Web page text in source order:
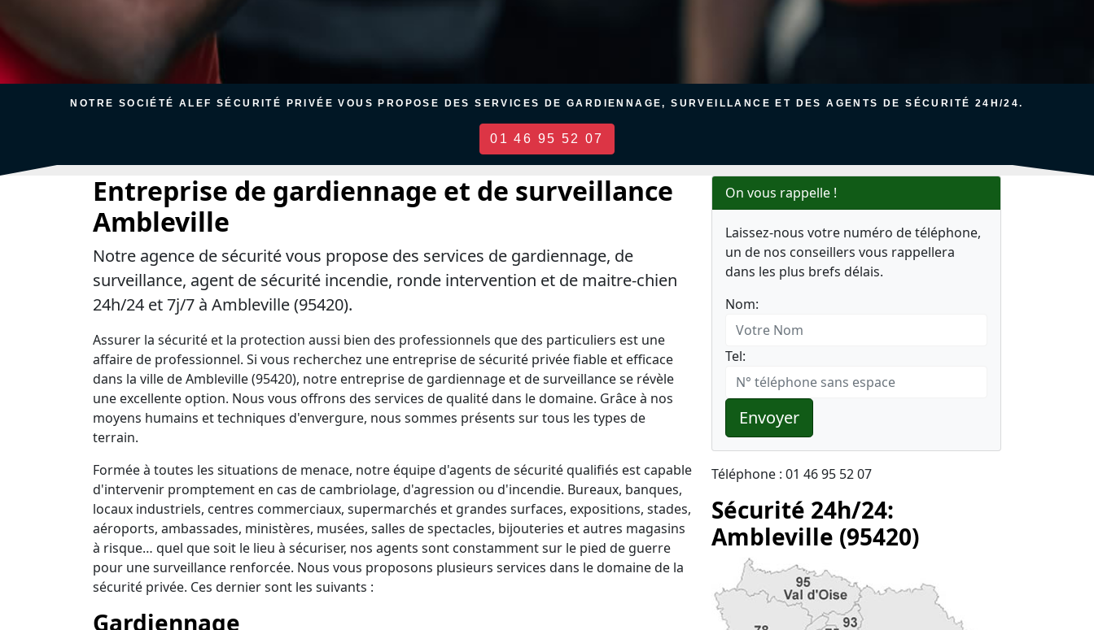
NOTRE SOCIÉTÉ ALEF SÉCURITÉ PRIVÉE VOUS PROPOSE DES SERVICES DE GARDIENNAGE, SURVEILLANCE ET DES AGENTS DE SÉCURITÉ 24H/24.
01 46 95 52 07
Entreprise de gardiennage et de surveillance
Ambleville
Notre agence de sécurité vous propose des services de gardiennage, de
surveillance, agent de sécurité incendie, ronde intervention et de maitre-chien
24h/24 et 7j/7 à Ambleville (95420).
Assurer la sécurité et la protection aussi bien des professionnels que des particuliers est une
affaire de professionnel. Si vous recherchez une entreprise de sécurité privée fiable et efficace
dans la ville de Ambleville (95420), notre entreprise de gardiennage et de surveillance se révèle
une excellente option. Nous vous offrons des services de qualité dans le domaine. Grâce à nos
moyens humains et techniques d'envergure, nous sommes présents sur tous les types de
terrain.
Formée à toutes les situations de menace, notre équipe d'agents de sécurité qualifiés est capable
d'intervenir promptement en cas de cambriolage, d'agression ou d'incendie. Bureaux, banques,
locaux industriels, centres commerciaux, supermarchés et grandes surfaces, expositions, stades,
aéroports, ambassades, ministères, musées, salles de spectacles, bijouteries et autres magasins
à risque… quel que soit le lieu à sécuriser, nos agents sont constamment sur le pied de guerre
pour une surveillance renforcée. Nous vous proposons plusieurs services dans le domaine de la
sécurité privée. Ces dernier sont les suivants :
Gardiennage
On vous rappelle !
Laissez-nous votre numéro de téléphone,
un de nos conseillers vous rappellera
dans les plus brefs délais.
Nom:
Tel:
Envoyer
Téléphone : 01 46 95 52 07
Sécurité 24h/24:
Ambleville (95420)